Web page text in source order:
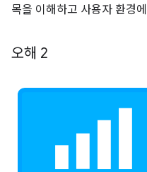
목을 이해하고 사용자 환경
오해 2